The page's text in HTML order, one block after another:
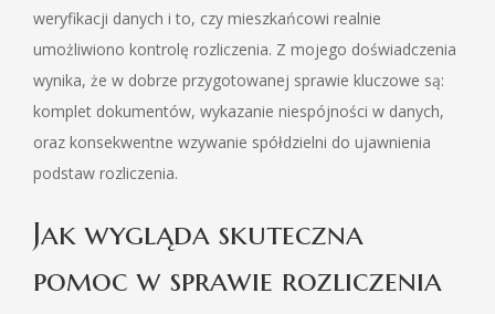
weryfikacji danych i to, czy mieszkańcowi realnie
umożliwiono kontrolę rozliczenia. Z mojego doświadczenia
wynika, że w dobrze przygotowanej sprawie kluczowe są:
komplet dokumentów, wykazanie niespójności w danych,
oraz konsekwentne wzywanie spółdzielni do ujawnienia
podstaw rozliczenia.
Jak wygląda skuteczna
pomoc w sprawie rozliczenia